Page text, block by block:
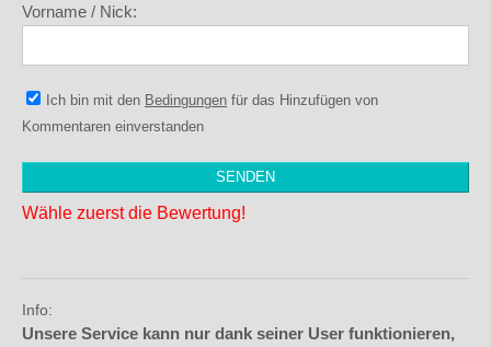
Vorname / Nick:
Ich bin mit den Bedingungen für das Hinzufügen von
Kommentaren einverstanden
Wähle zuerst die Bewertung!
Info:
Unsere Service kann nur dank seiner User funktionieren,